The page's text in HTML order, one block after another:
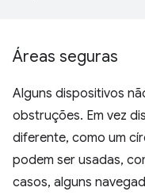
Áreas seguras
Alguns dispositivos
obstruções. Em vez
diferente, como um
podem ser usadas,
casos, alguns